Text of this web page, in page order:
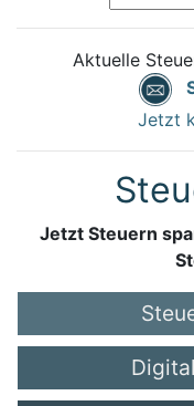
Aktuelle
Jetzt
Jetzt Steuern